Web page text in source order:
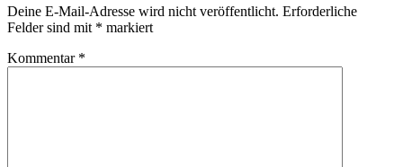
Deine E-Mail-Adresse wird nicht veröffentlicht. Erforderliche
Felder sind mit * markiert
Kommentar *